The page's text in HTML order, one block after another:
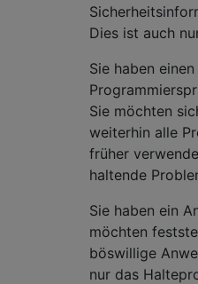
Dies ist auch
Sie haben
Sie möchten
weiterhin alle
früher
haltende
Sie haben ein
möchten
böswillige
nur das